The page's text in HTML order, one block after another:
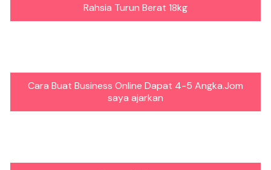
Rahsia Turun Berat 18kg
Cara Buat Business Online Dapat 4-5 Angka.Jom
saya ajarkan